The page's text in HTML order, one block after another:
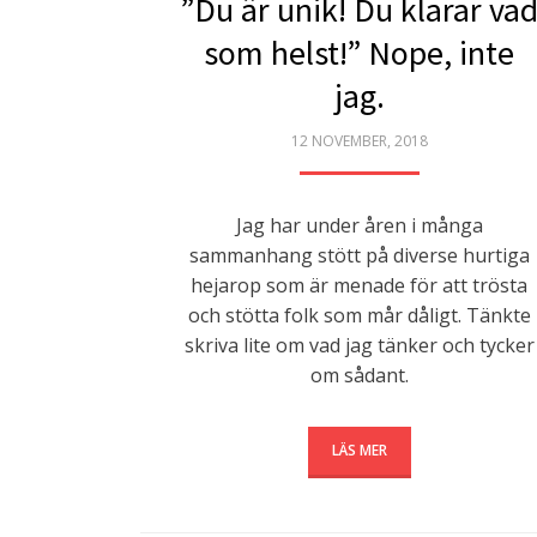
”Du är unik! Du klarar vad
som helst!” Nope, inte
jag.
POSTED
12 NOVEMBER, 2018
Jag har under åren i många
sammanhang stött på diverse hurtiga
hejarop som är menade för att trösta
och stötta folk som mår dåligt. Tänkte
skriva lite om vad jag tänker och tycker
om sådant.
LÄS MER